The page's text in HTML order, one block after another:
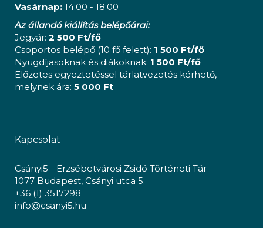
Vasárnap: 14:00 - 18:00
Az állandó kiállítás belépőárai:
Jegyár: 2 500 Ft/fő
Csoportos belépő (10 fő felett): 1 500 Ft/fő
Nyugdíjasoknak és diákoknak: 1 500 Ft/fő
Előzetes egyeztetéssel tárlatvezetés kérhető,
melynek ára: 5 000 Ft
Kapcsolat
Csányi5 - Erzsébetvárosi Zsidó Történeti Tár
1077 Budapest, Csányi utca 5.
+36 (1) 3517298
info@csanyi5.hu